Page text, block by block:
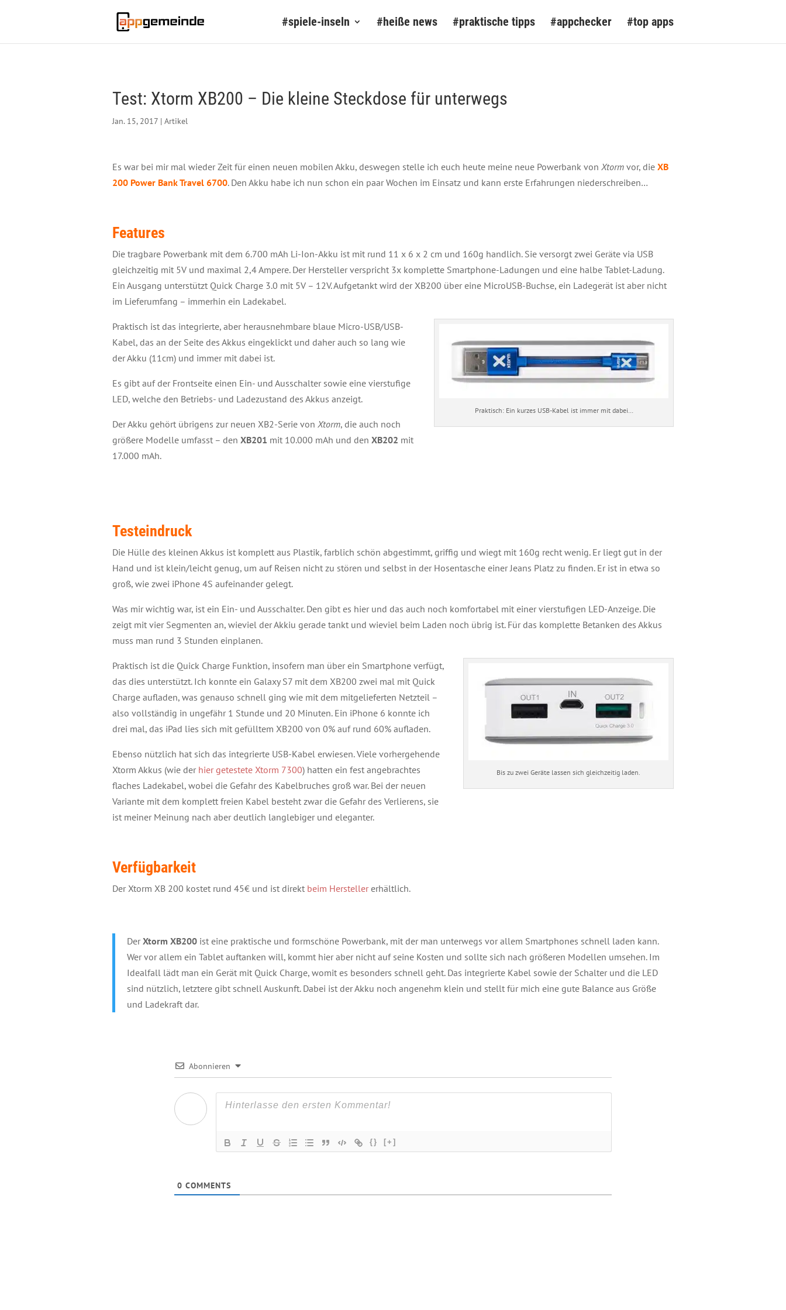
#spiele-inseln #heiße news #praktische tipps #appchecker #top apps
Test: Xtorm XB200 – Die kleine Steckdose für unterwegs
Jan. 15, 2017 | Artikel
Es war bei mir mal wieder Zeit für einen neuen mobilen Akku, deswegen stelle ich euch heute meine neue Powerbank von Xtorm vor, die XB
200 Power Bank Travel 6700. Den Akku habe ich nun schon ein paar Wochen im Einsatz und kann erste Erfahrungen niederschreiben…
Features
Die tragbare Powerbank mit dem 6.700 mAh Li-Ion-Akku ist mit rund 11 x 6 x 2 cm und 160g handlich. Sie versorgt zwei Geräte via USB
gleichzeitig mit 5V und maximal 2,4 Ampere. Der Hersteller verspricht 3x komplette Smartphone-Ladungen und eine halbe Tablet-Ladung.
Ein Ausgang unterstützt Quick Charge 3.0 mit 5V – 12V. Aufgetankt wird der XB200 über eine MicroUSB-Buchse, ein Ladegerät ist aber nicht
im Lieferumfang – immerhin ein Ladekabel.
Praktisch: Ein kurzes USB-Kabel ist immer mit dabei…
Praktisch ist das integrierte, aber herausnehmbare blaue Micro-USB/USB-
Kabel, das an der Seite des Akkus eingeklickt und daher auch so lang wie
der Akku (11cm) und immer mit dabei ist.
Es gibt auf der Frontseite einen Ein- und Ausschalter sowie eine vierstufige
LED, welche den Betriebs- und Ladezustand des Akkus anzeigt.
Der Akku gehört übrigens zur neuen XB2-Serie von Xtorm, die auch noch
größere Modelle umfasst – den XB201 mit 10.000 mAh und den XB202 mit
17.000 mAh.
Testeindruck
Die Hülle des kleinen Akkus ist komplett aus Plastik, farblich schön abgestimmt, griffig und wiegt mit 160g recht wenig. Er liegt gut in der
Hand und ist klein/leicht genug, um auf Reisen nicht zu stören und selbst in der Hosentasche einer Jeans Platz zu finden. Er ist in etwa so
groß, wie zwei iPhone 4S aufeinander gelegt.
Was mir wichtig war, ist ein Ein- und Ausschalter. Den gibt es hier und das auch noch komfortabel mit einer vierstufigen LED-Anzeige. Die
zeigt mit vier Segmenten an, wieviel der Akkiu gerade tankt und wieviel beim Laden noch übrig ist. Für das komplette Betanken des Akkus
muss man rund 3 Stunden einplanen.
Bis zu zwei Geräte lassen sich gleichzeitig laden.
Praktisch ist die Quick Charge Funktion, insofern man über ein Smartphone verfügt,
das dies unterstützt. Ich konnte ein Galaxy S7 mit dem XB200 zwei mal mit Quick
Charge aufladen, was genauso schnell ging wie mit dem mitgelieferten Netzteil –
also vollständig in ungefähr 1 Stunde und 20 Minuten. Ein iPhone 6 konnte ich
drei mal, das iPad lies sich mit gefülltem XB200 von 0% auf rund 60% aufladen.
Ebenso nützlich hat sich das integrierte USB-Kabel erwiesen. Viele vorhergehende
Xtorm Akkus (wie der hier getestete Xtorm 7300) hatten ein fest angebrachtes
flaches Ladekabel, wobei die Gefahr des Kabelbruches groß war. Bei der neuen
Variante mit dem komplett freien Kabel besteht zwar die Gefahr des Verlierens, sie
ist meiner Meinung nach aber deutlich langlebiger und eleganter.
Verfügbarkeit
Der Xtorm XB 200 kostet rund 45€ und ist direkt beim Herstellererhältlich.
Der Xtorm XB200 ist eine praktische und formschöne Powerbank, mit der man unterwegs vor allem Smartphones schnell laden kann.
Wer vor allem ein Tablet auftanken will, kommt hier aber nicht auf seine Kosten und sollte sich nach größeren Modellen umsehen. Im
Idealfall lädt man ein Gerät mit Quick Charge, womit es besonders schnell geht. Das integrierte Kabel sowie der Schalter und die LED
sind nützlich, letztere gibt schnell Auskunft. Dabei ist der Akku noch angenehm klein und stellt für mich eine gute Balance aus Größe
und Ladekraft dar.
Abonnieren
{} [+]
0 COMMENTS